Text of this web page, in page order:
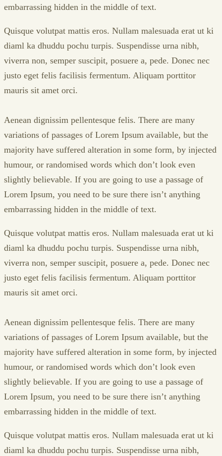
embarrassing hidden in the middle of text.
Quisque volutpat mattis eros. Nullam malesuada erat ut ki
diaml ka dhuddu pochu turpis. Suspendisse urna nibh,
viverra non, semper suscipit, posuere a, pede. Donec nec
justo eget felis facilisis fermentum. Aliquam porttitor
mauris sit amet orci.
Aenean dignissim pellentesque felis. There are many
variations of passages of Lorem Ipsum available, but the
majority have suffered alteration in some form, by injected
humour, or randomised words which don’t look even
slightly believable. If you are going to use a passage of
Lorem Ipsum, you need to be sure there isn’t anything
embarrassing hidden in the middle of text.
Quisque volutpat mattis eros. Nullam malesuada erat ut ki
diaml ka dhuddu pochu turpis. Suspendisse urna nibh,
viverra non, semper suscipit, posuere a, pede. Donec nec
justo eget felis facilisis fermentum. Aliquam porttitor
mauris sit amet orci.
Aenean dignissim pellentesque felis. There are many
variations of passages of Lorem Ipsum available, but the
majority have suffered alteration in some form, by injected
humour, or randomised words which don’t look even
slightly believable. If you are going to use a passage of
Lorem Ipsum, you need to be sure there isn’t anything
embarrassing hidden in the middle of text.
Quisque volutpat mattis eros. Nullam malesuada erat ut ki
diaml ka dhuddu pochu turpis. Suspendisse urna nibh,